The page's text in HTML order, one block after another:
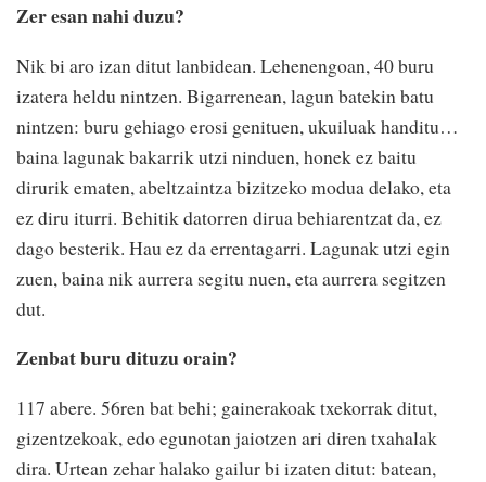
Zer esan nahi duzu?
Nik bi aro izan ditut lanbidean. Lehenengoan, 40 buru
izatera heldu nintzen. Bigarrenean, lagun batekin batu
nintzen: buru gehiago erosi genituen, ukuiluak handitu…
baina lagunak bakarrik utzi ninduen, honek ez baitu
dirurik ematen, abeltzaintza bizitzeko modua delako, eta
ez diru iturri. Behitik datorren dirua behiarentzat da, ez
dago besterik. Hau ez da errentagarri. Lagunak utzi egin
zuen, baina nik aurrera segitu nuen, eta aurrera segitzen
dut.
Zenbat buru dituzu orain?
117 abere. 56ren bat behi; gainerakoak txekorrak ditut,
gizentzekoak, edo egunotan jaiotzen ari diren txahalak
dira. Urtean zehar halako gailur bi izaten ditut: batean,